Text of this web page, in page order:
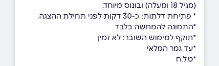
(מגיל 18 ומעלה) ובונוס מיוחד.
* פתיחת דלתות: כ-30 דקות לפני תחילת ההצגה.
*התמונה להמחשה בלבד
*תוקף למימוש השובר: לא זמין
*עד גמר המלאי
*ט.ל.ח